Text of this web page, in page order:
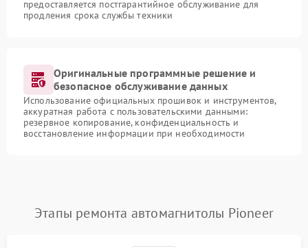
предоставляется постгарантийное обслуживание для
продления срока службы техники
Оригинальные программные решение и
безопасное обслуживание данных
Использование официальных прошивок и инструментов,
аккуратная работа с пользовательскими данными:
резервное копирование, конфиденциальность и
восстановление информации при необходимости
Этапы ремонта автомагнитолы Pioneer